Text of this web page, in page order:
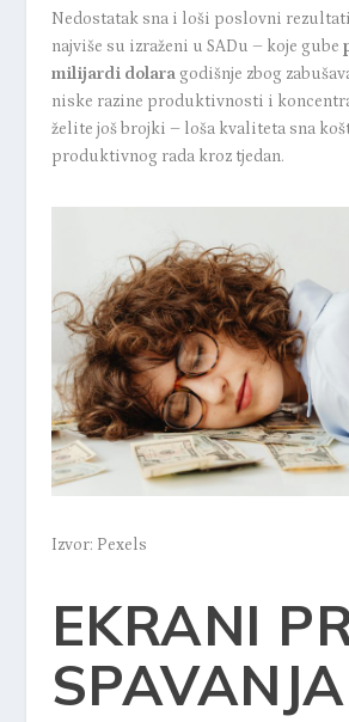
Nedostatak sna i loši poslovni
najviše su izraženi u SADu – koje gube
milijardi dolaragodišnje zbog
niske razine produktivnosti i
želite još brojki – loša kvaliteta sna
produktivnog rada kroz tjedan.
Izvor: Pexels
EKRANI
SPAVANJA